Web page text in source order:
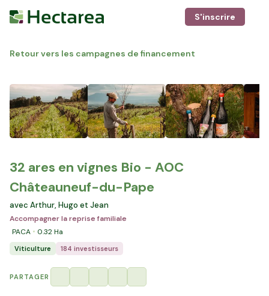
S'inscrire
Retour vers les campagnes de financement
32 ares en vignes Bio - AOC
Châteauneuf-du-Pape
avec Arthur, Hugo et Jean
Accompagner la reprise familiale
PACA
0.32Ha
Viticulture 184 investisseurs
PARTAGER